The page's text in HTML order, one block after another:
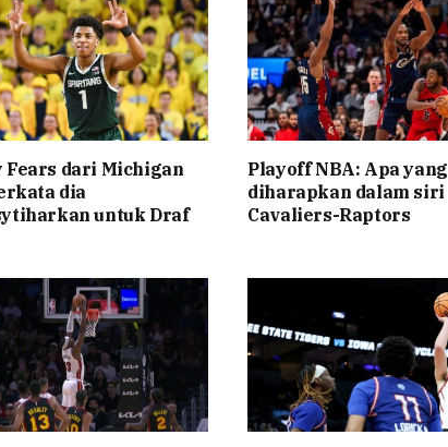
Fears dari Michigan
dia
untuk Draf
Playoff NBA: Apa yang
diharapkan dalam siri
Cavaliers-Raptors